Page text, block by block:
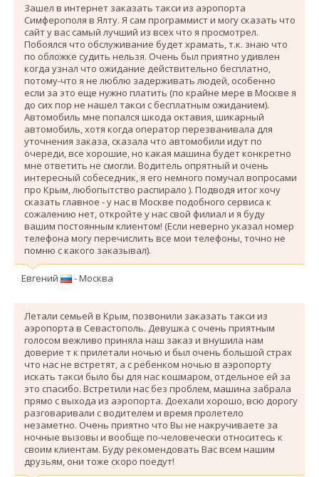
Зашел в интернет заказать такси из аэропорта
Симферополя в Ялту. Я сам программист и могу сказать что
сайт у вас самый лучший из всех что я просмотрел.
Побоялся что обслуживание будет храмать, т.к. знаю что
по обложке судить нельзя. Очень был приятно удивлен
когда узнал что ожидание действительно бесплатно,
потому-что я не люблю задерживать людей, особенно
если за это еще нужно платить (по крайне мере в Москве я
до сих пор не нашел такси с бесплатным ожиданием).
Автомобиль мне попался шкода октавия, шикарный
автомобиль, хотя когда оператор перезванивала для
уточнения заказа, сказала что автомобили идут по
очереди, все хорошие, но какая машина будет конкретно
мне ответить не смогли. Водитель опрятный и очень
интересный собеседник, я его немного помучал вопросами
про Крым, любопытство распирало ). Подводя итог хочу
сказать главное - у нас в Москве подобного сервиса к
сожалению нет, откройте у нас свой филиал и я буду
вашим постоянным клиентом! (Если неверно указал номер
телефона могу перечислить все мои телефоны, точно не
помню с какого заказывал).
Евгений - Москва
Летали семьей в Крым, позвонили заказать такси из
аэропорта в Севастополь. Девушка с очень приятным
голосом вежливо приняла наш заказ и внушила нам
доверие т к прилетали ночью и был очень большой страх
что нас не встретят, а с ребенком ночью в аэропорту
искать такси было бы для нас кошмаром, отдельное ей за
это спасибо. Вcтретили нас без проблем, машина забрала
прямо с выхода из аэропорта. Доехали хорошо, всю дорогу
разговаривали с водителем и время пролетело
незаметно. Очень приятно что Вы не накручиваете за
ночные вызовы и вообще по-человечески относитесь к
своим клиентам. Буду рекомендовать Вас всем нашим
друзьям, они тоже скоро поедут!